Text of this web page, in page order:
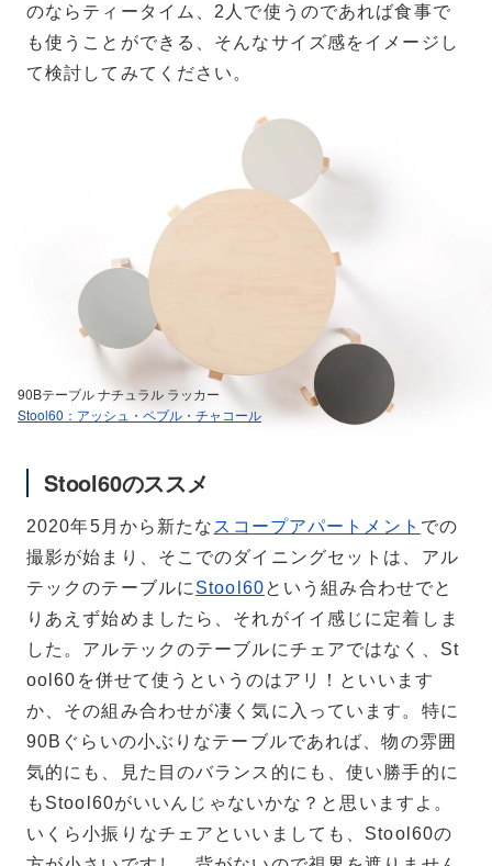
のならティータイム、2人で使うのであれば食事で
も使うことができる、そんなサイズ感をイメージし
て検討してみてください。
90Bテーブル ナチュラル ラッカー
Stool60：アッシュ・ペブル・チャコール
Stool60のススメ
2020年5月から新たな スコープアパートメント での
撮影が始まり、そこでのダイニングセットは、アル
テックのテーブルに Stool60という組み合わせでと
りあえず始めましたら、それがイイ感じに定着しま
した。アルテックのテーブルにチェアではなく、St
ool60を併せて使うというのはアリ！といいます
か、その組み合わせが凄く気に入っています。特に
90Bぐらいの小ぶりなテーブルであれば、物の雰囲
気的にも、見た目のバランス的にも、使い勝手的に
もStool60がいいんじゃないかな？と思いますよ。
いくら小振りなチェアといいましても、Stool60の